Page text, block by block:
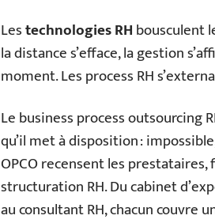
Lestechnologies RHbousculent
la distance s’efface, la gestion
moment. Les process RH
Le business process outsourcing
qu’il met à disposition :
OPCO recensent les
structuration RH. Du cabinet
au consultant RH, chacun couvre